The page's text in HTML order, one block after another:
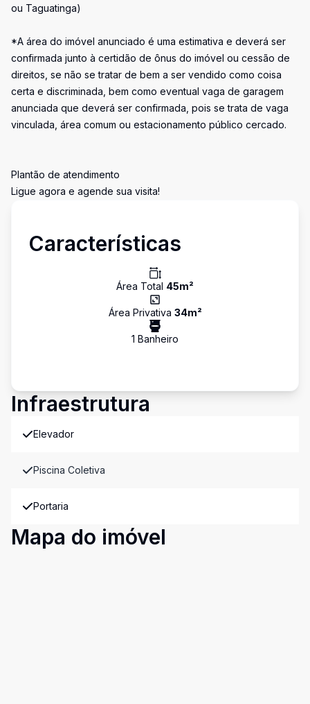
ou Taguatinga)
*A área do imóvel anunciado é uma estimativa e deverá ser
confirmada junto à certidão de ônus do imóvel ou cessão de
direitos, se não se tratar de bem a ser vendido como coisa
certa e discriminada, bem como eventual vaga de garagem
anunciada que deverá ser confirmada, pois se trata de vaga
vinculada, área comum ou estacionamento público cercado.
Plantão de atendimento
Ligue agora e agende sua visita!
Características
Área Total 45m²
Área Privativa 34m²
1 Banheiro
Infraestrutura
Elevador
Piscina Coletiva
Portaria
Mapa do imóvel